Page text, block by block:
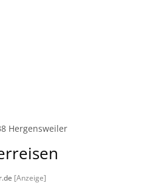
Hergensweiler
[Anzeige]